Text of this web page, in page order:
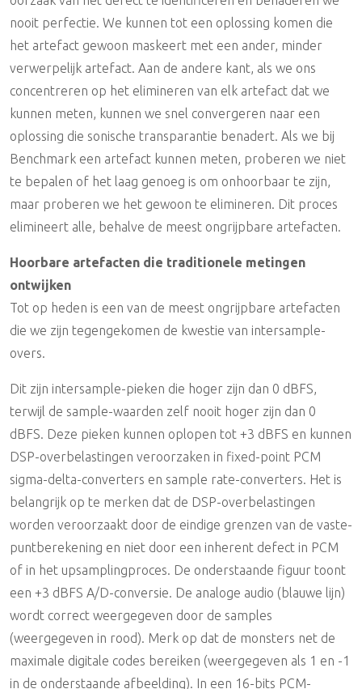
nooit perfectie. We kunnen tot een oplossing komen die
het artefact gewoon maskeert met een ander, minder
verwerpelijk artefact. Aan de andere kant, als we ons
concentreren op het elimineren van elk artefact dat we
kunnen meten, kunnen we snel convergeren naar een
oplossing die sonische transparantie benadert. Als we bij
Benchmark een artefact kunnen meten, proberen we niet
te bepalen of het laag genoeg is om onhoorbaar te zijn,
maar proberen we het gewoon te elimineren. Dit proces
elimineert alle, behalve de meest ongrijpbare artefacten.
Hoorbare artefacten die traditionele metingen
ontwijken
Tot op heden is een van de meest ongrijpbare artefacten
die we zijn tegengekomen de kwestie van intersample-
overs.
Dit zijn intersample-pieken die hoger zijn dan 0 dBFS,
terwijl de sample-waarden zelf nooit hoger zijn dan 0
dBFS. Deze pieken kunnen oplopen tot +3 dBFS en kunnen
DSP-overbelastingen veroorzaken in fixed-point PCM
sigma-delta-converters en sample rate-converters. Het is
belangrijk op te merken dat de DSP-overbelastingen
worden veroorzaakt door de eindige grenzen van de vaste-
puntberekening en niet door een inherent defect in PCM
of in het upsamplingproces. De onderstaande figuur toont
een +3 dBFS A/D-conversie. De analoge audio (blauwe lijn)
wordt correct weergegeven door de samples
(weergegeven in rood). Merk op dat de monsters net de
maximale digitale codes bereiken (weergegeven als 1 en -1
in de onderstaande afbeelding). In een 16-bits PCM-